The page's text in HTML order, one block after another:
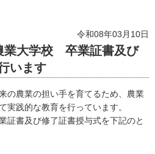
令和08年03月10日
業大学校 卒業証書及び
います
の農業の担い手を育てるため、農業
実践的な教育を行っています。
証書及び修了証書授与式を下記のと